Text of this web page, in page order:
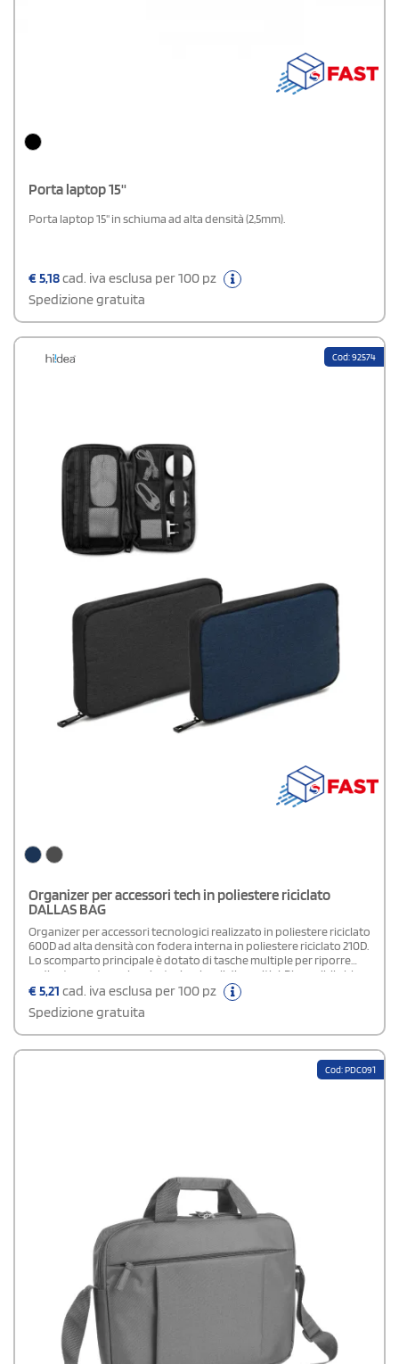
Porta laptop 15''
Porta laptop 15'' in schiuma ad alta densità (2,5mm).
€5,18cad. iva esclusa per 100 pz
Spedizione gratuita
Cod: 92574
Organizer per accessori tech in poliestere riciclato
DALLAS BAG
Organizer per accessori tecnologici realizzato in poliestere riciclato
600D ad alta densità con fodera interna in poliestere riciclato 210D.
Lo scomparto principale è dotato di tasche multiple per riporre
ordinatamente cavi, caricatori e piccoli dispositivi. Disponibile blu o
grigio scuro.
€5,21 cad. iva esclusa per 100 pz
Spedizione gratuita
Cod: PDC091